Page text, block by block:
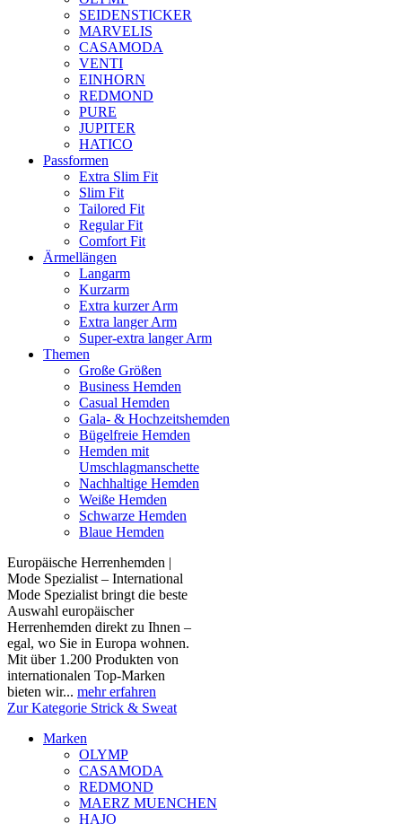
SEIDENSTICKER
MARVELIS
CASAMODA
VENTI
EINHORN
REDMOND
PURE
JUPITER
HATICO
Passformen
Extra Slim Fit
Slim Fit
Tailored Fit
Regular Fit
Comfort Fit
Ärmellängen
Langarm
Kurzarm
Extra kurzer Arm
Extra langer Arm
Super-extra langer Arm
Themen
Große Größen
Business Hemden
Casual Hemden
Gala- & Hochzeitshemden
Bügelfreie Hemden
Hemden mit
Umschlagmanschette
Nachhaltige Hemden
Weiße Hemden
Schwarze Hemden
Blaue Hemden
Europäische Herrenhemden |
Mode Spezialist – International
Mode Spezialist bringt die beste
Auswahl europäischer
Herrenhemden direkt zu Ihnen –
egal, wo Sie in Europa wohnen.
Mit über 1.200 Produkten von
internationalen Top-Marken
bieten wir... mehr erfahren
Zur Kategorie Strick & Sweat
Marken
OLYMP
CASAMODA
REDMOND
MAERZ MUENCHEN
HAJO